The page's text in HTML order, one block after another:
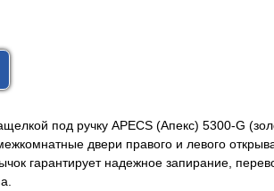
под ручку APECS (Апекс) 5300-G
двери правого и левого
гарантирует надежное запирание,